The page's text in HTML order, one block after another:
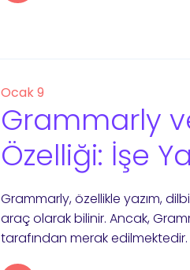
Ocak 9
Grammarly
Özelliği: İşe
Grammarly, özellikle yazım,
araç olarak bilinir. Ancak,
tarafından merak edilmektedir.